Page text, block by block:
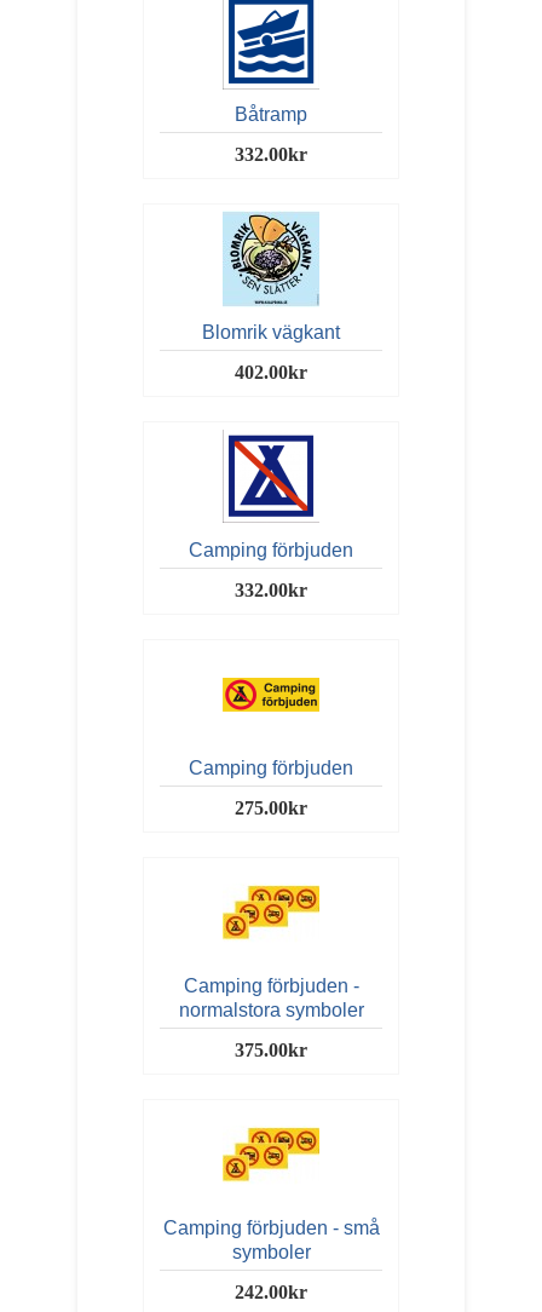
Båtramp
332.00kr
Blomrik vägkant
402.00kr
Camping förbjuden
332.00kr
Camping förbjuden
275.00kr
Camping förbjuden -
normalstora symboler
375.00kr
Camping förbjuden - små
symboler
242.00kr